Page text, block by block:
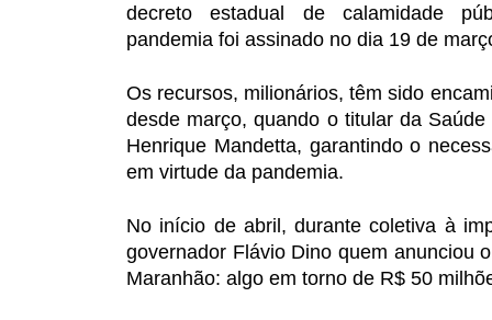
decreto estadual de calamidade
pandemia foi assinado no dia 19 de
Os recursos, milionários, têm sido
desde março, quando o titular da
Henrique Mandetta, garantindo o
em virtude da pandemia.
No início de abril, durante coletiva à
governador Flávio Dino quem anunciou
Maranhão: algo em torno de R$ 50